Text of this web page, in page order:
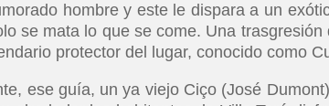
hombre y este le dispara a un
se mata lo que se come. Una
protector del lugar, conocido como
ese guía, un ya viejo Ciço (José